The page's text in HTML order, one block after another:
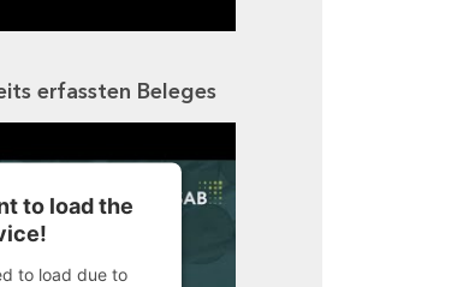
erfassten Beleges
to load the
to load due to